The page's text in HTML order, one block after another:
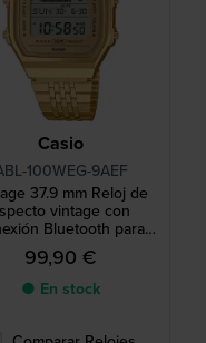
Casio
100WEG-9AEF
37.9 mm Reloj de
vintage con
Bluetooth para
smartphone
99,90 €
● En stock